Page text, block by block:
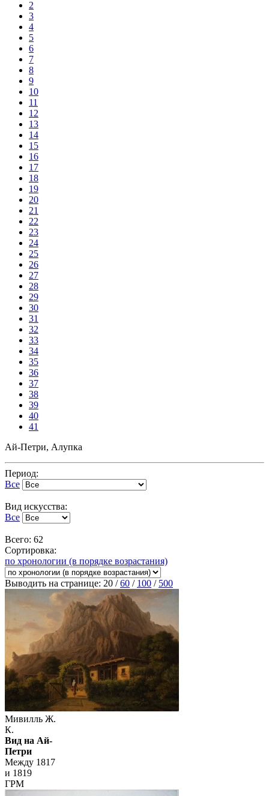
2
3
4
5
6
7
8
9
10
11
12
13
14
15
16
17
18
19
20
21
22
23
24
25
26
27
28
29
30
31
32
33
34
35
36
37
38
39
40
41
Ай-Петри, Алупка
Период:
Все
Вид искусства:
Все
Всего: 62
Сортировка:
по хронологии (в порядке возрастания)
Выводить на странице: 20 /60 / 100 / 500
Мивилль Ж.
К.
Вид на Ай-
Петри
Между 1817
и 1819
ГРМ